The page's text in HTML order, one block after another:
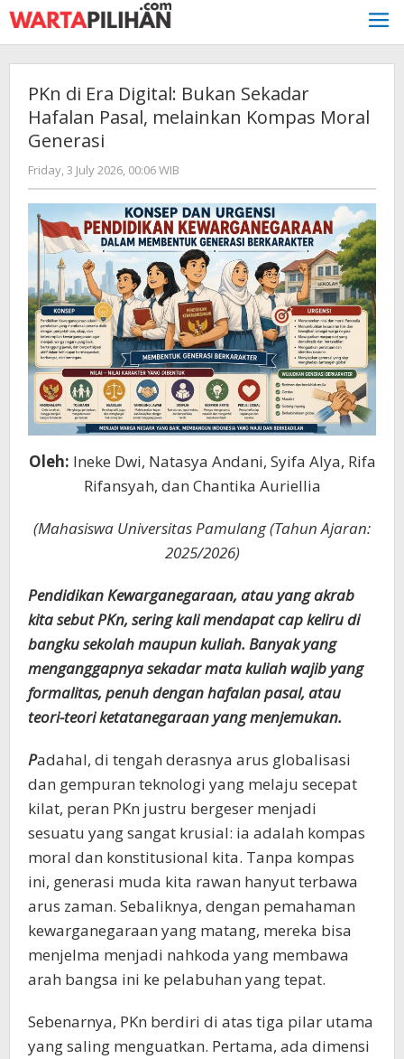
Skip
to
content
PKn di Era Digital: Bukan Sekadar
Hafalan Pasal, melainkan Kompas Moral
Generasi
Friday, 3 July 2026, 00:06 WIB
Kusnadi
Kusnadi
Oleh: Ineke Dwi, Natasya Andani, Syifa Alya, Rifa
Rifansyah, dan Chantika Auriellia
(Mahasiswa Universitas Pamulang (Tahun Ajaran:
2025/2026)
Pendidikan Kewarganegaraan, atau yang akrab
kita sebut PKn, sering kali mendapat cap keliru di
bangku sekolah maupun kuliah. Banyak yang
menganggapnya sekadar mata kuliah wajib yang
formalitas, penuh dengan hafalan pasal, atau
teori-teori ketatanegaraan yang menjemukan.
Padahal, di tengah derasnya arus globalisasi
dan gempuran teknologi yang melaju secepat
kilat, peran PKn justru bergeser menjadi
sesuatu yang sangat krusial: ia adalah kompas
moral dan konstitusional kita. Tanpa kompas
ini, generasi muda kita rawan hanyut terbawa
arus zaman. Sebaliknya, dengan pemahaman
kewarganegaraan yang matang, mereka bisa
menjelma menjadi nahkoda yang membawa
arah bangsa ini ke pelabuhan yang tepat.
Sebenarnya, PKn berdiri di atas tiga pilar utama
yang saling menguatkan. Pertama, ada dimensi